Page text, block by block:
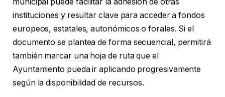
instituciones y resultar clave para acceder a fondos
europeos, estatales, autonómicos o forales. Si el
documento se plantea de forma secuencial, permitirá
también marcar una hoja de ruta que el
Ayuntamiento pueda ir aplicando progresivamente
según la disponibilidad de recursos.